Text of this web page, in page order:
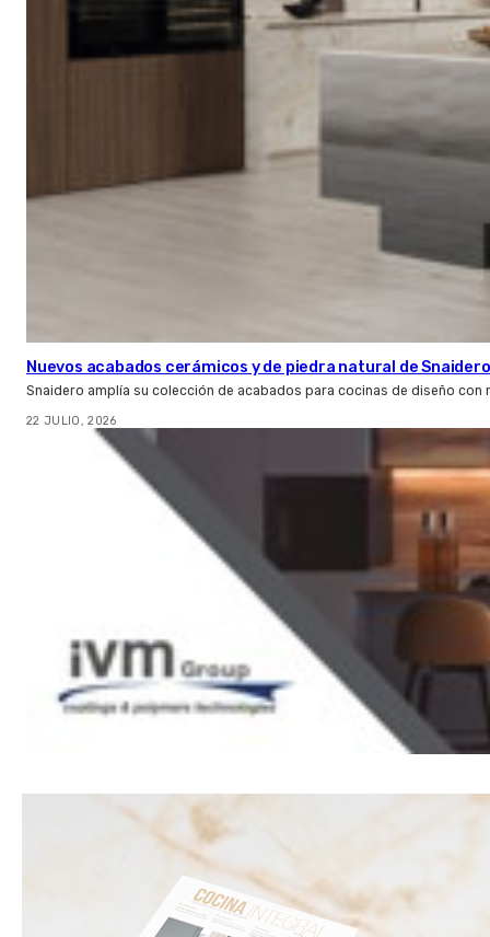
Nuevos acabados cerámicos y de piedra natural de Snaidero
Snaidero amplía su colección de acabados para cocinas de diseño
22 JULIO, 2026